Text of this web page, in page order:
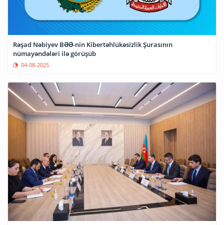
Rəşad Nəbiyev BƏƏ-nin Kibertəhlükəsizlik Şurasının
nümayəndələri ilə görüşüb
04-08-2025